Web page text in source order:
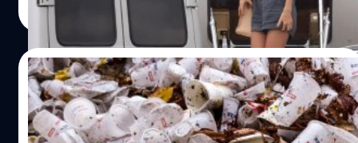
Read More
22/06/2022
แคนาดาแบนพลาสติกใช้แล้วทิ้งภายในปีนี้ ตั้ง
เป้าลดขยะพลาสติกและมลพิษ